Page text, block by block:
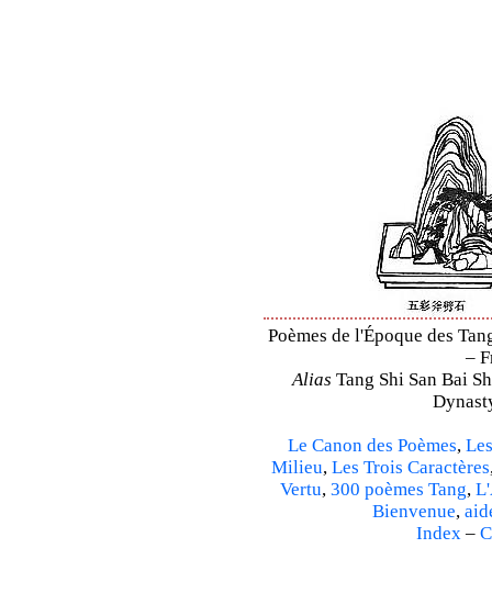
Poèmes de l'Époque des
–
Alias Tang Shi San Bai
Le Canon des Poèmes,
Milieu, Les Trois Caractères
Vertu, 300 poèmes Tang,
Bienvenue,
Index–